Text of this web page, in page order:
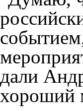
дали
хороший